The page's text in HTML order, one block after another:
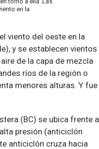
en la
viento del oeste en la
y se establecen vientos
de la capa de mezcla
ríos de la región o
menores alturas. Y fue
(BC) se ubica frente a
presión (anticiclón
anticiclón cruza hacia